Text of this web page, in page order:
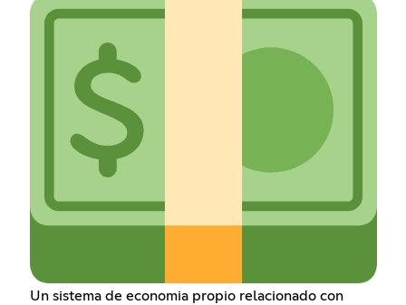
Un sistema de economia propio relacionado con